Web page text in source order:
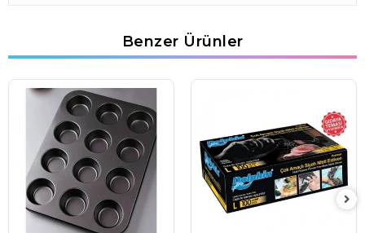
Benzer Ürünler